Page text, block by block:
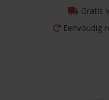
Gratis
Eenvoudig